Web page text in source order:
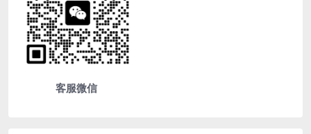
客服微信